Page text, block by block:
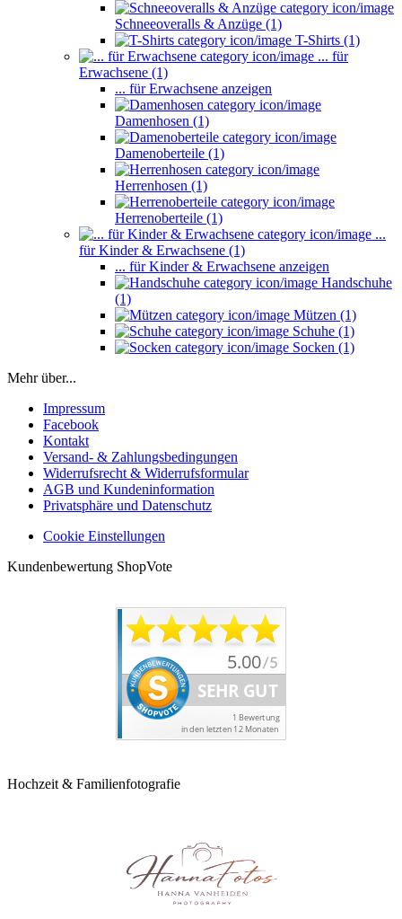
Schneeoveralls & Anzüge (1)
T-Shirts (1)
... für
Erwachsene (1)
... für Erwachsene anzeigen
Damenhosen (1)
Damenoberteile (1)
Herrenhosen (1)
Herrenoberteile (1)
...
für Kinder & Erwachsene (1)
... für Kinder & Erwachsene anzeigen
Handschuhe
(1)
Mützen (1)
Schuhe (1)
Socken (1)
Mehr über...
Impressum
Facebook
Kontakt
Versand- & Zahlungsbedingungen
Widerrufsrecht & Widerrufsformular
AGB und Kundeninformation
Privatsphäre und Datenschutz
Cookie Einstellungen
Kundenbewertung ShopVote
Hochzeit & Familienfotografie